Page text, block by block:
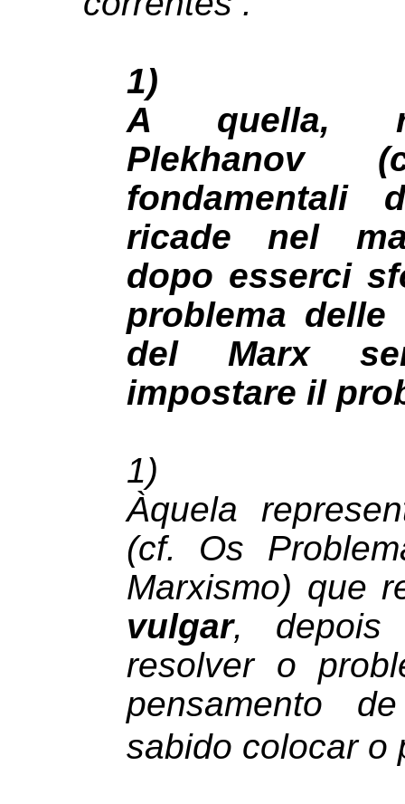
1)
A quella,
Plekhanov
fondamentali
ricade nel
dopo esserci
problema
del Marx
impostare il
1)
Àquela
(cf. Os
Marxismo) que
vulgar, depois
resolver o
pensamento
sabido colocar o